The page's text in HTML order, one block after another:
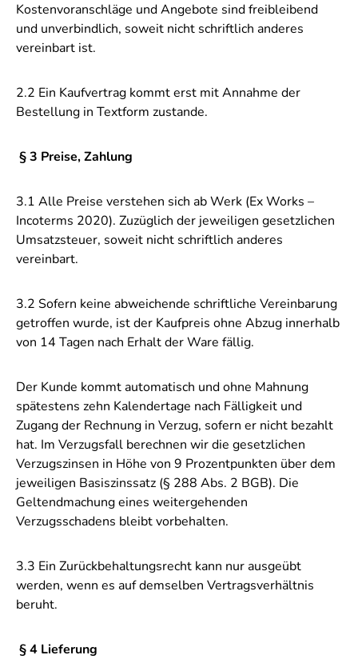
Kostenvoranschläge und Angebote sind freibleibend
und unverbindlich, soweit nicht schriftlich anderes
vereinbart ist.
2.2 Ein Kaufvertrag kommt erst mit Annahme der
Bestellung in Textform zustande.
§ 3 Preise, Zahlung
3.1 Alle Preise verstehen sich ab Werk (Ex Works –
Incoterms 2020). Zuzüglich der jeweiligen gesetzlichen
Umsatzsteuer, soweit nicht schriftlich anderes
vereinbart.
3.2 Sofern keine abweichende schriftliche Vereinbarung
getroffen wurde, ist der Kaufpreis ohne Abzug innerhalb
von 14 Tagen nach Erhalt der Ware fällig.
Der Kunde kommt automatisch und ohne Mahnung
spätestens zehn Kalendertage nach Fälligkeit und
Zugang der Rechnung in Verzug, sofern er nicht bezahlt
hat. Im Verzugsfall berechnen wir die gesetzlichen
Verzugszinsen in Höhe von 9 Prozentpunkten über dem
jeweiligen Basiszinssatz (§ 288 Abs. 2 BGB). Die
Geltendmachung eines weitergehenden
Verzugsschadens bleibt vorbehalten.
3.3 Ein Zurückbehaltungsrecht kann nur ausgeübt
werden, wenn es auf demselben Vertragsverhältnis
beruht.
§ 4 Lieferung